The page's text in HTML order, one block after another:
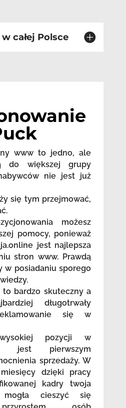
całej Polsce
www to jedno, ale
do większej grupy
nie jest już
się tym przejmować,
możesz
pomocy, ponieważ
jest najlepsza
stron www. Prawdą
w posiadaniu sporego
to bardzo skuteczny a
długotrwały
się w
pozycji w
jest pierwszym
sprzedaży. W
dzięki pracy
kadry twoja
cieszyć się